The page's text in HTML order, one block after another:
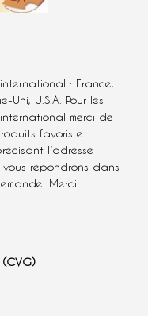
: France,
Uni, U.S.A. Pour les
merci de
favoris et
l’adresse
répondrons dans
Merci.